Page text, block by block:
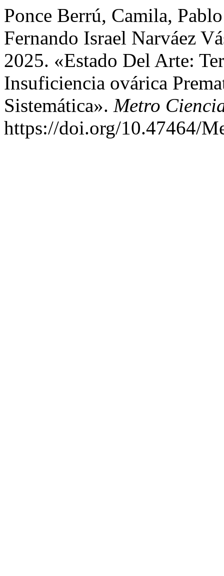
Ponce Berrú, Camila,
Fernando Israel Narváez
2025. «Estado Del Arte:
Insuficiencia ovárica
Sistemática». Metro
https://doi.org/10.47464/